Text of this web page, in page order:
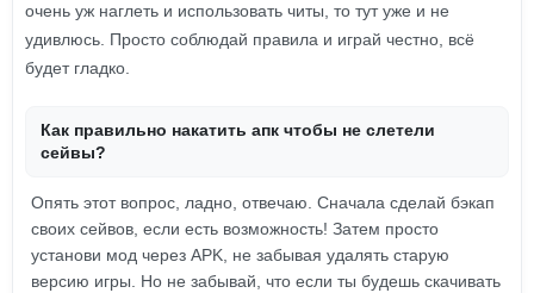
очень уж наглеть и использовать читы, то тут уже и не
удивлюсь. Просто соблюдай правила и играй честно, всё
будет гладко.
Как правильно накатить апк чтобы не слетели
сейвы?
Опять этот вопрос, ладно, отвечаю. Сначала сделай бэкап
своих сейвов, если есть возможность! Затем просто
установи мод через APK, не забывая удалять старую
версию игры. Но не забывай, что если ты будешь скачивать